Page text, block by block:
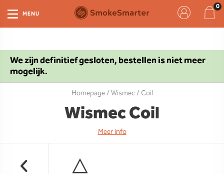
We zijn definitief gesloten, bestellen is niet meer
mogelijk.
MENU
Homepage/Wismec/ Coil
Wismec Coil
Meer info